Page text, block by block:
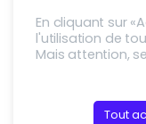
Carrières
Nous recrutons !
En cliquant sur
l'utilisation de
Mais attention,
Tout